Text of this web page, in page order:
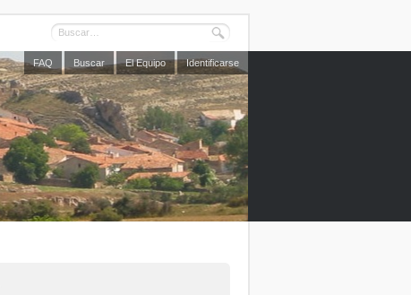
FAQ Buscar El Equipo Identificarse